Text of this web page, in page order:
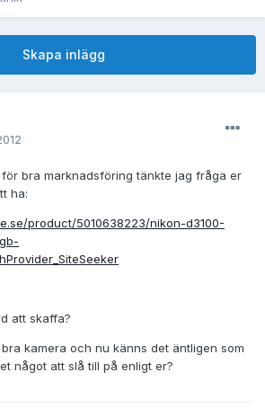
Skapa inlägg
bra marknadsföring tänkte jag fråga er
ha:
product/5010638223/nikon-d3100-
att skaffa?
kamera och nu känns det äntligen som
något att slå till på enligt er?